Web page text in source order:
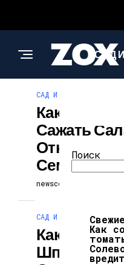
САД
САД И ОГОРОД
Как
Сажать
Открытый
Семенами
newscollection
САД И ОГОРОД
Как
Шпинат В
Поиск
Как